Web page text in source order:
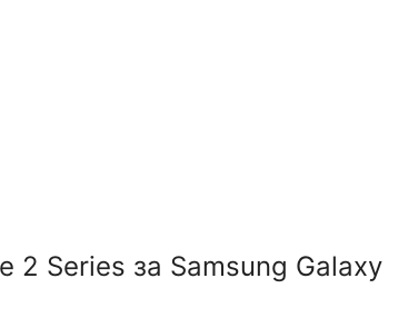
2 Series за Samsung Galaxy